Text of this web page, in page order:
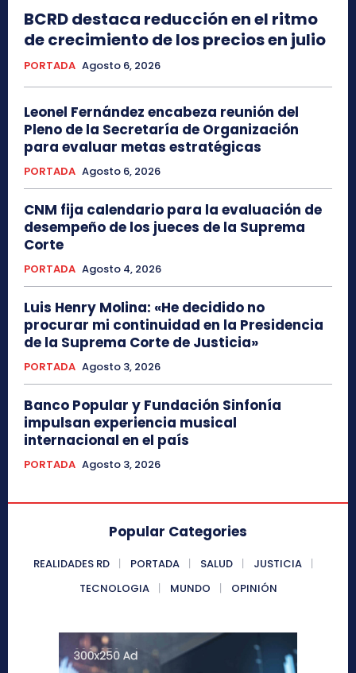
BCRD destaca reducción en el ritmo
de crecimiento de los precios en julio
PORTADA Agosto 6, 2026
Leonel Fernández encabeza reunión del
Pleno de la Secretaría de Organización
para evaluar metas estratégicas
PORTADA Agosto 6, 2026
CNM fija calendario para la evaluación de
desempeño de los jueces de la Suprema
Corte
PORTADA Agosto 4, 2026
Luis Henry Molina: «He decidido no
procurar mi continuidad en la Presidencia
de la Suprema Corte de Justicia»
PORTADA Agosto 3, 2026
Banco Popular y Fundación Sinfonía
impulsan experiencia musical
internacional en el país
PORTADA Agosto 3, 2026
Popular Categories
REALIDADES RD PORTADA SALUD
JUSTICIA
TECNOLOGIA
MUNDO OPINIÓN